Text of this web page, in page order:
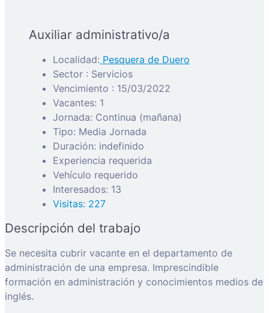
Auxiliar administrativo/a
Localidad: Pesquera de Duero
Sector : Servicios
Vencimiento : 15/03/2022
Vacantes: 1
Jornada: Continua (mañana)
Tipo: Media Jornada
Duración: indefinido
Experiencia requerida
Vehículo requerido
Interesados: 13
Visitas: 227
Descripción del trabajo
Se necesita cubrir vacante en el departamento de
administración de una empresa. Imprescindible
formación en administración y conocimientos medios de
inglés.